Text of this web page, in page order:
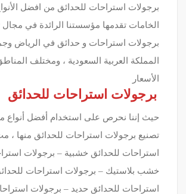
برجولات استراحات للحدائق من افضل
الخامات تقدمها مؤسستنا الرائدة في مجال
برجولات استراحات و حدائق في الرياض
المملكة العربية السعودية ، ومختلف
الأسعار
برجولات استراحات للحدائق
حيث إننا نحرص على استخدام أفضل أنواع
تصنيع برجولات استراحات للحدائق منها ،
استراحات للحدائق خشبية – برجولات
خشب بلاستيك – برجولات استراحات
استراحات للحدائق حديد – برجولات